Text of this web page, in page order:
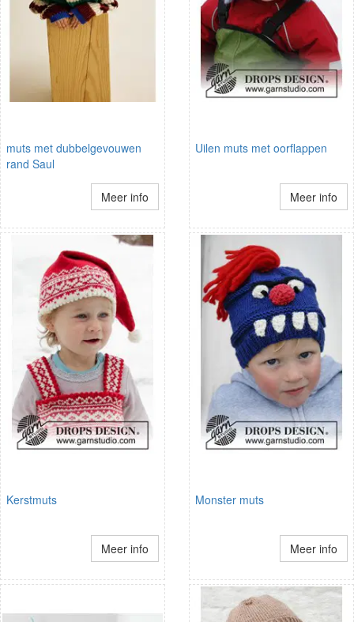
muts met dubbelgevouwen
rand Saul
Meer info
Uilen muts met oorflappen
Meer info
Kerstmuts
Meer info
Monster muts
Meer info